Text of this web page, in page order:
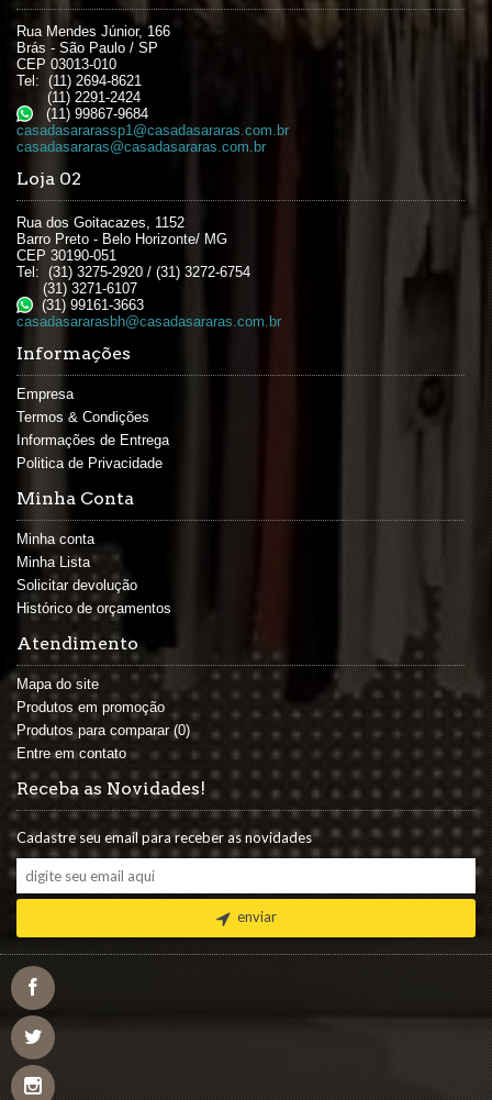
Rua Mendes Júnior, 166
Brás - São Paulo / SP
CEP 03013-010
Tel: (11) 2694-8621
(11) 2291-2424
(11) 99867-9684
casadasararassp1@casadasararas.com.br
casadasararas@casadasararas.com.br
Loja 02
Rua dos Goitacazes, 1152
Barro Preto - Belo Horizonte/ MG
CEP 30190-051
Tel: (31) 3275-2920 / (31) 3272-6754
(31) 3271-6107
(31) 99161-3663
casadasararasbh@casadasararas.com.br
Informações
Empresa
Termos & Condições
Informações de Entrega
Politica de Privacidade
Minha Conta
Minha conta
Minha Lista
Solicitar devolução
Histórico de orçamentos
Atendimento
Mapa do site
Produtos em promoção
Produtos para comparar (0)
Entre em contato
Receba as Novidades!
Cadastre seu email para receber as novidades
enviar